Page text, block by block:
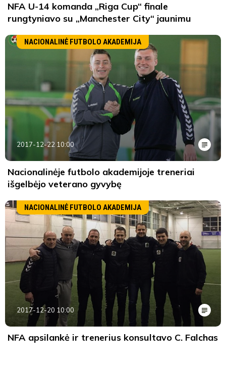
NFA U-14 komanda „Riga Cup“ finale
rungtyniavo su „Manchester City“ jaunimu
NACIONALINĖ FUTBOLO AKADEMIJA
2017-12-22 10:00
Nacionalinėje futbolo akademijoje treneriai
išgelbėjo veterano gyvybę
NACIONALINĖ FUTBOLO AKADEMIJA
2017-12-20 10:00
NFA apsilankė ir trenerius konsultavo C. Falchas